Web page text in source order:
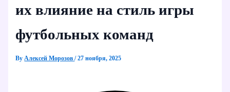
их влияние на стиль игры
футбольных команд
ByАлексей Морозов/27 ноября, 2025